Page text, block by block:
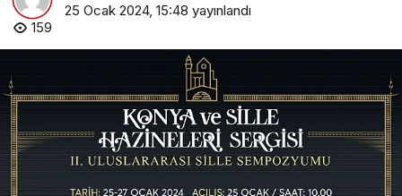
25 Ocak 2024, 15:48 yayınlandı
159